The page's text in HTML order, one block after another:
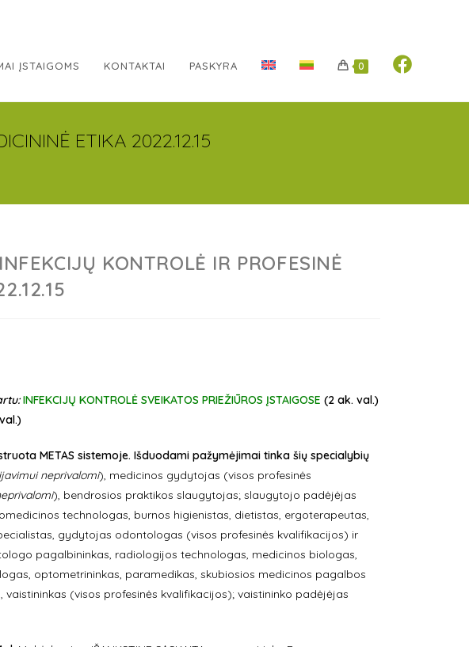
ĮSTAIGOMS KONTAKTAI PASKYRA 0
ETIKA 2022.12.15
KONTROLĖ IR PROFESINĖ
INFEKCIJŲ KONTROLĖ SVEIKATOS PRIEŽIŪROS ĮSTAIGOSE (2 ak. val.)
METAS sistemoje. Išduodami pažymėjimai tinka šių specialybių
neprivalomi), medicinos gydytojas (visos profesinės
), bendrosios praktikos slaugytojas; slaugytojo padėjėjas
technologas, burnos higienistas, dietistas, ergoterapeutas,
gydytojas odontologas (visos profesinės kvalifikacijos) ir
pagalbininkas, radiologijos technologas, medicinos biologas,
optometrininkas, paramedikas, skubiosios medicinos pagalbos
(visos profesinės kvalifikacijos); vaistininko padėjėjas